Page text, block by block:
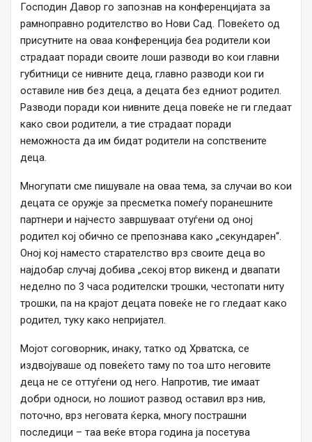
Господин Давор го запознав на конференцијата за
рамноправно родителство во Нови Сад. Повеќето од
присутните на оваа конференција беа родители кои
страдаат поради своите лоши разводи во кои главни
губитници се нивните деца, главно разводи кои ги
оставиле нив без деца, а децата без едниот родител.
Разводи поради кои нивните деца повеќе не ги гледаат
како свои родители, а тие страдаат поради
неможноста да им бидат родители на сопствените
деца.
Многупати сме пишувале на оваа тема, за случаи во кои
децата се оружје за пресметка помеѓу поранешните
партнери и најчесто завршуваат отуѓени од оној
родител кој обично се препознава како „секундарен“.
Оној кој наместо старателство врз своите деца во
најдобар случај добива „секој втор викенд и двапати
неделно по 3 часа родителски трошки, честопати ниту
трошки, па на крајот децата повеќе не го гледаат како
родител, туку како непријател.
Мојот соговорник, инаку, татко од Хрватска, се
издвојуваше од повеќето таму по тоа што неговите
деца не се оттуѓени од него. Напротив, тие имаат
добри односи, но лошиот развод оставил врз нив,
поточно, врз неговата ќерка, многу пострашни
последици – таа веќе втора година ја посетува